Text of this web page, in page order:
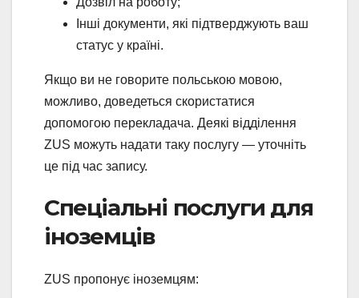
Інші документи, які підтверджують ваш
статус у країні.
Якщо ви не говорите польською мовою,
можливо, доведеться скористатися
допомогою перекладача. Деякі відділення
ZUS можуть надати таку послугу — уточніть
це під час запису.
Спеціальні послуги для
іноземців
ZUS пропонує іноземцям: